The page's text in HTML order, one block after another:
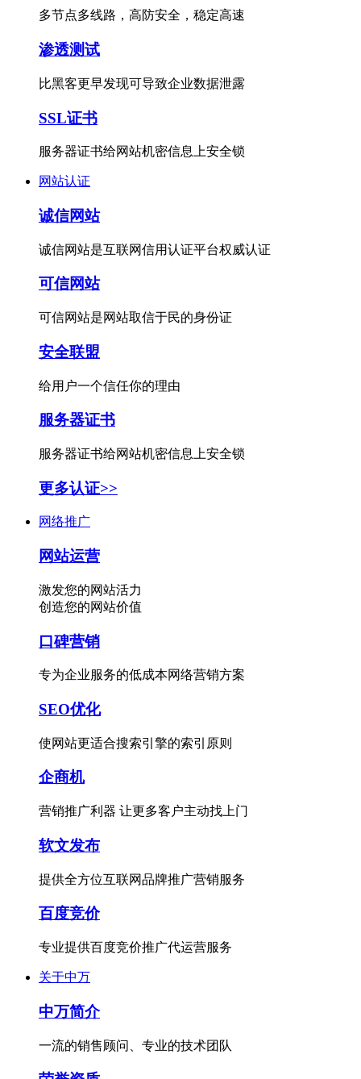
多节点多线路，高防安全，稳定高速
渗透测试
比黑客更早发现可导致企业数据泄露
SSL证书
服务器证书给网站机密信息上安全锁
网站认证
诚信网站
诚信网站是互联网信用认证平台权威认证
可信网站
可信网站是网站取信于民的身份证
安全联盟
给用户一个信任你的理由
服务器证书
服务器证书给网站机密信息上安全锁
更多认证>>
网络推广
网站运营
激发您的网站活力
创造您的网站价值
口碑营销
专为企业服务的低成本网络营销方案
SEO优化
使网站更适合搜索引擎的索引原则
企商机
营销推广利器 让更多客户主动找上门
软文发布
提供全方位互联网品牌推广营销服务
百度竞价
专业提供百度竞价推广代运营服务
关于中万
中万简介
一流的销售顾问、专业的技术团队